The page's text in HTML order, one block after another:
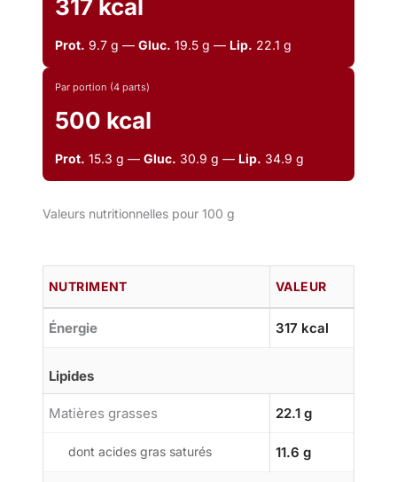
317 kcal
Prot. 9.7 g — Gluc. 19.5 g — Lip. 22.1 g
Par portion (4 parts)
500 kcal
Prot. 15.3 g — Gluc. 30.9 g — Lip. 34.9 g
Valeurs nutritionnelles pour 100 g
NUTRIMENT VALEUR
Énergie 317 kcal
Lipides
Matières grasses 22.1 g
dont acides gras saturés 11.6 g